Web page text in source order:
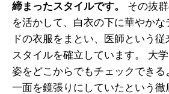
締まったスタイルです。
その抜
を活かして、白衣の下に華やか
ドの衣服をまとい、医師という
スタイルを確立しています。 大
姿をどこからでもチェックでき
一面を鏡張りにしていたという